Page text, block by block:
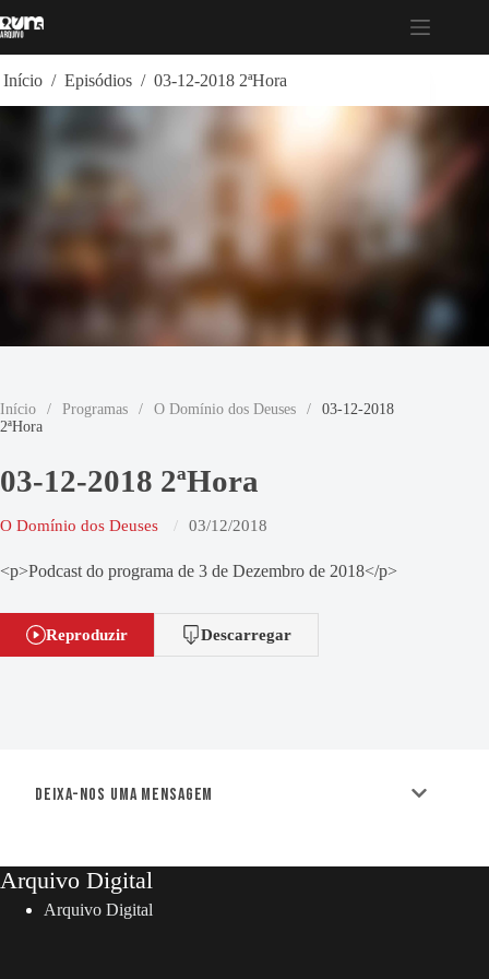
para
Início / Episódios / 03-12-2018 2ªHora
Início / Programas / O Domínio dos Deuses /
03-12-2018
2ªHora
03-12-2018 2ªHora
O Domínio dos Deuses 03/12/2018
<p>Podcast do programa de 3 de Dezembro de 2018</p>
Reproduzir Descarregar
Deixa-nos uma mensagem
Arquivo Digital
Arquivo Digital